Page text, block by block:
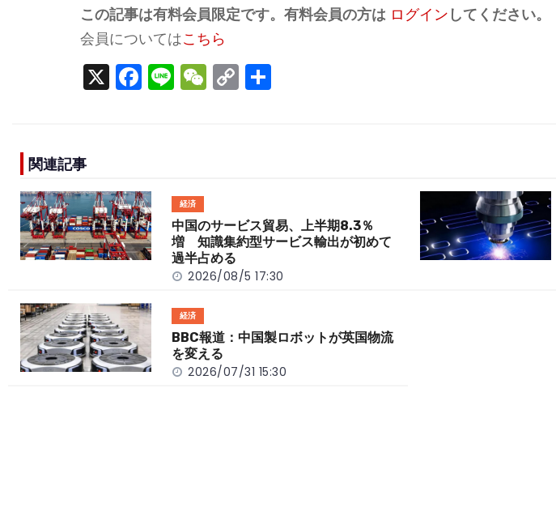
この記事は有料会員限定です。有料会員の方は ログイン してください。
会員についてはこちら
X F
a
o
o
k
Li
n
W
e
C
o
k
関連記事
経済
中国のサービス貿易、上半期8.3％
増 知識集約型サービス輸出が初めて
過半占める
2026/08/5 17:30
経済
BBC報道：中国製ロボットが英国物流
を変える
2026/07/31 15:30